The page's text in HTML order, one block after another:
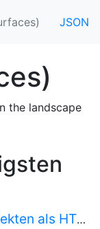
JSON
the landscape
Zu den 'Cultural (Surfaces)'-Objekten als HTML